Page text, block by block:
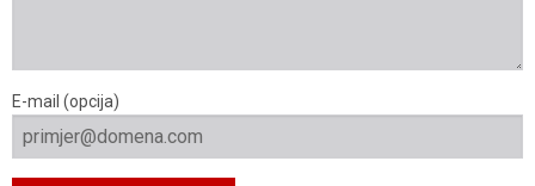
E-mail (opcija)